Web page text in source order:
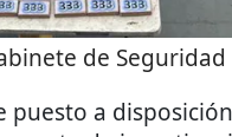
de Seguridad
a